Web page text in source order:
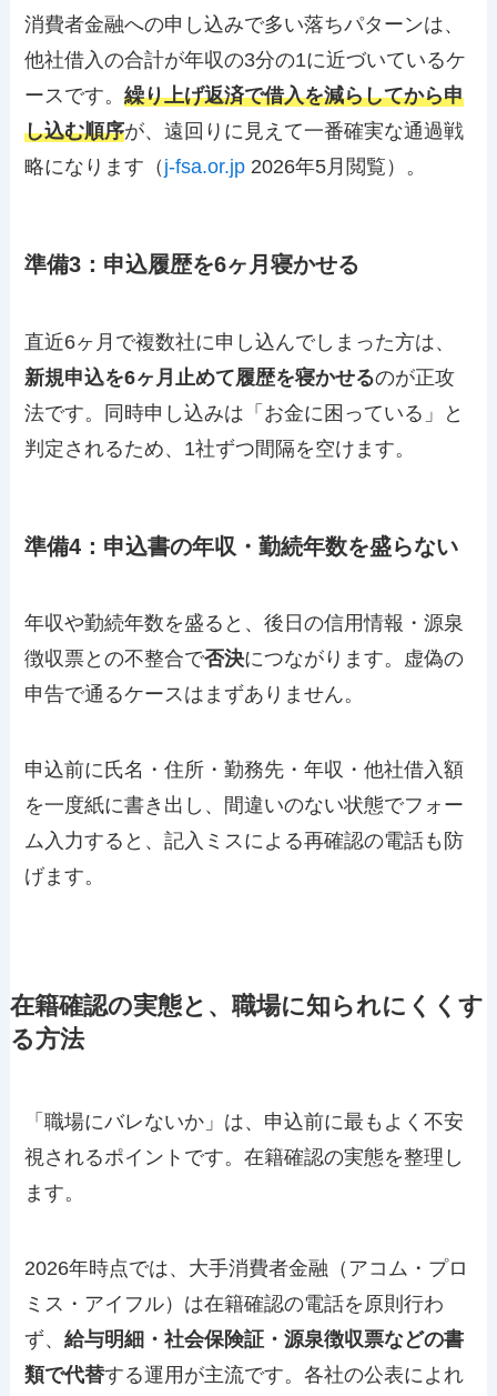
消費者金融への申し込みで多い落ちパターンは、
他社借入の合計が年収の3分の1に近づいているケ
ースです。繰り上げ返済で借入を減らしてから申
し込む順序が、遠回りに見えて一番確実な通過戦
略になります（ j-fsa.or.jp 2026年5月閲覧）。
準備3：申込履歴を6ヶ月寝かせる
直近6ヶ月で複数社に申し込んでしまった方は、
新規申込を6ヶ月止めて履歴を寝かせるのが正攻
法です。同時申し込みは「お金に困っている」と
判定されるため、1社ずつ間隔を空けます。
準備4：申込書の年収・勤続年数を盛らない
年収や勤続年数を盛ると、後日の信用情報・源泉
徴収票との不整合で否決につながります。虚偽の
申告で通るケースはまずありません。
申込前に氏名・住所・勤務先・年収・他社借入額
を一度紙に書き出し、間違いのない状態でフォー
ム入力すると、記入ミスによる再確認の電話も防
げます。
在籍確認の実態と、職場に知られにくくす
る方法
「職場にバレないか」は、申込前に最もよく不安
視されるポイントです。在籍確認の実態を整理し
ます。
2026年時点では、大手消費者金融（アコム・プロ
ミス・アイフル）は在籍確認の電話を原則行わ
ず、給与明細・社会保険証・源泉徴収票などの書
類で代替する運用が主流です。各社の公表によれ